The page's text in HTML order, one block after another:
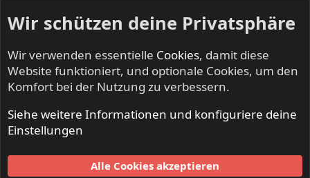
Wir schützen deine Privatsphäre
Wir verwenden essentielle Cookies, damit diese
Website funktioniert, und optionale Cookies, um den
Komfort bei der Nutzung zu verbessern.
Siehe weitere Informationen und konfiguriere deine
Einstellungen
Alle Cookies akzeptieren